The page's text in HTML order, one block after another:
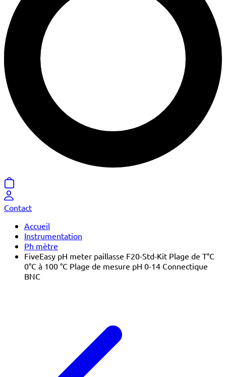
Contact
Accueil
Instrumentation
Ph mètre
FiveEasy pH meter paillasse F20-Std-Kit Plage de T°C
0°C à 100 °C Plage de mesure pH 0-14 Connectique
BNC